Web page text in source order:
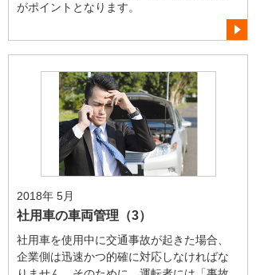
がポイントとなります。
2018年 5月
社用車の車両管理（3）
社用車を使用中に交通事故が起きた場合、
企業側は迅速かつ的確に対応しなければな